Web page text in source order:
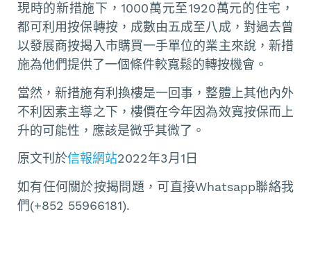
現時的新措施下，1000萬元至1920萬元的住宅，
都可利用按保轉按，成數由五成至八成，對過去曾
以發展商按揭入市購買一手單位的業主來說，新措
施為他們提供了一個條件較寬鬆的轉按機會。
當然，新措施有利換樓是一回事，整體上其他內外
不利因素主導之下，樓價在今年因為效寬按保而上
升的可能性，應該是微乎其微了。
原文刊於信報網站2022年3月1日
如有任何關於按揭問題，可直接Whatsapp聯絡我
們(+852 55966181).